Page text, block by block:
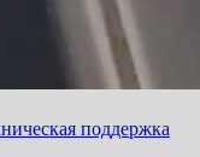
поддержка